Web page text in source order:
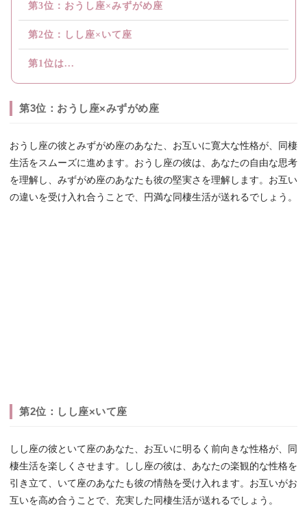
第3位：おうし座×みずがめ座
第2位：しし座×いて座
第1位は...
第3位：おうし座×みずがめ座
おうし座の彼とみずがめ座のあなた、お互いに寛大な性格が、同棲
生活をスムーズに進めます。おうし座の彼は、あなたの自由な思考
を理解し、みずがめ座のあなたも彼の堅実さを理解します。お互い
の違いを受け入れ合うことで、円満な同棲生活が送れるでしょう。
第2位：しし座×いて座
しし座の彼といて座のあなた、お互いに明るく前向きな性格が、同
棲生活を楽しくさせます。しし座の彼は、あなたの楽観的な性格を
引き立て、いて座のあなたも彼の情熱を受け入れます。お互いがお
互いを高め合うことで、充実した同棲生活が送れるでしょう。